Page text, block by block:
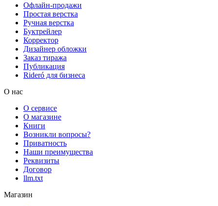
Офлайн-продажи
Простая верстка
Ручная верстка
Буктрейлер
Корректор
Дизайнер обложки
Заказ тиража
Публикация
Rideró для бизнеса
О нас
О сервисе
О магазине
Книги
Возникли вопросы?
Приватность
Наши преимущества
Реквизиты
Договор
llm.txt
Магазин